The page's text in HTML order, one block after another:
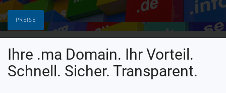
PREISE
Ihre .ma Domain. Ihr Vorteil.
Schnell. Sicher. Transparent.